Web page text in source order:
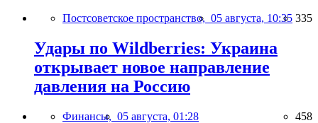
Постсоветское пространство, 05 августа, 10:35 335
Удары по Wildberries: Украина
открывает новое направление
давления на Россию
Финансы, 05 августа, 01:28 458